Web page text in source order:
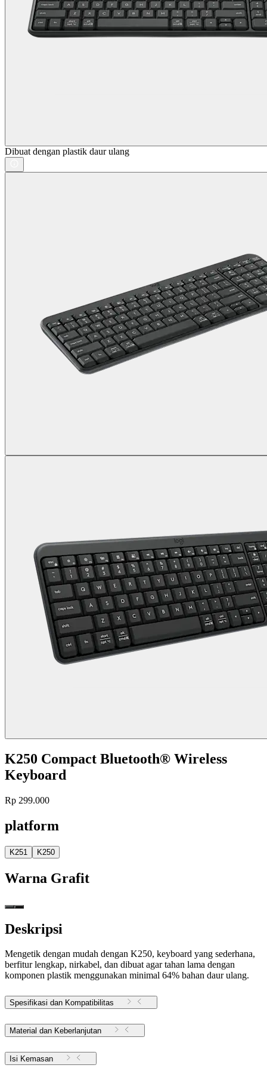
Dibuat dengan plastik daur ulang
K250 Compact Bluetooth® Wireless
Keyboard
Rp 299.000
platform
K251 K250
Warna Grafit
Deskripsi
Mengetik dengan mudah dengan K250, keyboard yang sederhana,
berfitur lengkap, nirkabel, dan dibuat agar tahan lama dengan
komponen plastik menggunakan minimal 64% bahan daur ulang.
Spesifikasi dan Kompatibilitas
Material dan Keberlanjutan
Isi Kemasan